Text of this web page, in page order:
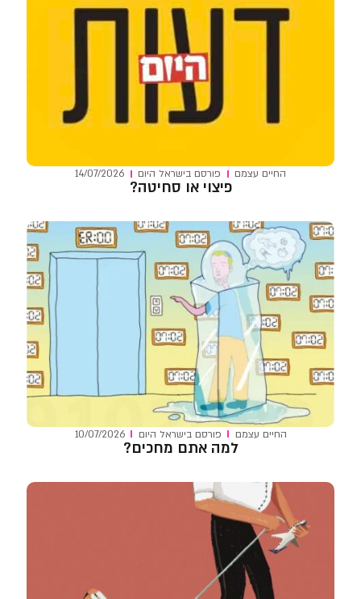
החיים עצמם פורסם בישראל היום 14/07/2026
פיצוי או סחיטה?
החיים עצמם פורסם בישראל היום 10/07/2026
למה אתם מחכים?